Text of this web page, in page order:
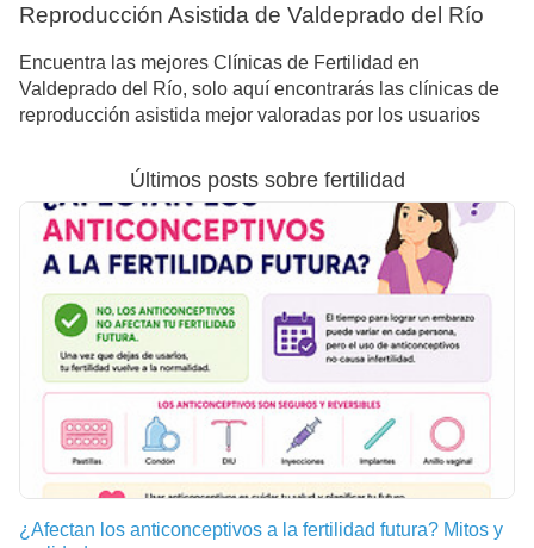
Reproducción Asistida de Valdeprado del Río
Encuentra las mejores Clínicas de Fertilidad en
Valdeprado del Río, solo aquí encontrarás las clínicas de
reproducción asistida mejor valoradas por los usuarios
Últimos posts sobre fertilidad
¿Afectan los anticonceptivos a la fertilidad futura? Mitos y